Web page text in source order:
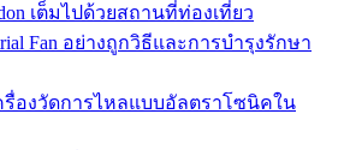
เต็มไปด้วยสถานที่ท่องเที่ยว
Fan อย่างถูกวิธีและการบำรุงรักษา
รื่องวัดการไหลแบบอัลตราโซนิคใน